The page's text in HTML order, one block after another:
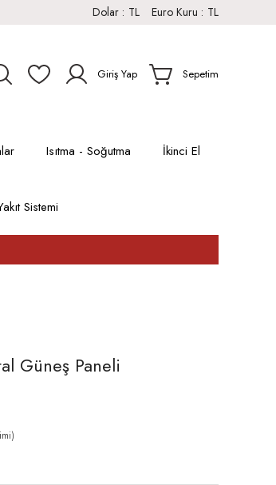
Dolar : TL Euro Kuru : TL
Giriş Yap Sepetim
Isıtma - Soğutma İkinci El
Sistemi
Güneş Paneli